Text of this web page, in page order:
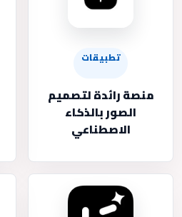
تطبيقات
منصة رائدة لتصميم
الصور بالذكاء
الاصطناعي